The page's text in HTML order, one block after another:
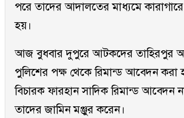
পরে তাদের আদালতের মাধ্যমে কারাগারে
হয়।
আজ বুধবার দুপুরে আটকদের তাহিরপুর
পুলিশের পক্ষ থেকে রিমান্ড আবেদন
বিচারক ফারহান সাদিক রিমান্ড আবেদন
তাদের জামিন মঞ্জুর করেন।